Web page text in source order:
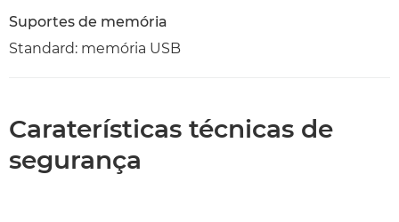
Suportes de memória
Standard: memória USB
Caraterísticas técnicas de
segurança